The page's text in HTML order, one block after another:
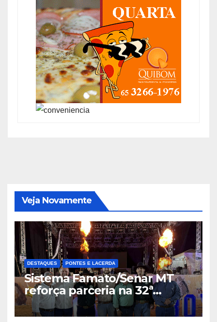
Veja Novamente
DESTAQUES PONTES E LACERDA
Sistema Famato/Senar MT
reforça parceria na 32ª
Expoeste e destaca potencial
de Pontes e Lacerda